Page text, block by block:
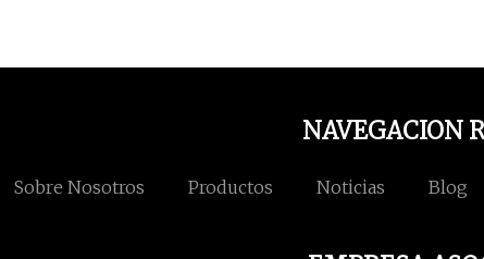
NAVEGACION
Sobre Nosotros Productos Noticias Blog